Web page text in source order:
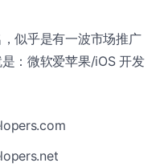
似乎是有一波市场推广
：微软爱苹果/iOS 开发